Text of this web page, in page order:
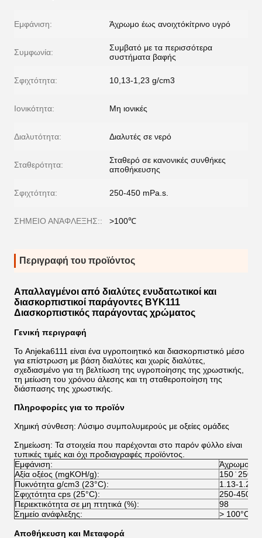
Εμφάνιση: Άχρωμο έως ανοιχτόκίτρινο υγρό
Συμφωνία:
Συμβατό με τα περισσότερα
συστήματα βαφής
Σφιχτότητα: 10,13-1,23 g/cm3
Ιονικότητα: Μη ιονικές
Διαλυτότητα: Διαλυτές σε νερό
Σταθερότητα:
Σταθερό σε κανονικές συνθήκες
αποθήκευσης
Σφιχτότητα: 250-450 mPa.s.
ΣΗΜΕΙΟ ΑΝΆΦΛΕΞΗΣ:: >100℃
Περιγραφή του προϊόντος
Απαλλαγμένοι από διαλύτες ενυδατωτικοί και
διασκορπιστικοί παράγοντες BYK111
Διασκορπιστικός παράγοντας χρώματος
Γενική περιγραφή
Το Anjeka6111 είναι ένα υγροποιητικό και διασκορπιστικό μέσο
για επίστρωση με βάση διαλύτες και χωρίς διαλύτες,
σχεδιασμένο για τη βελτίωση της υγροποίησης της χρωστικής,
τη μείωση του χρόνου άλεσης και τη σταθεροποίηση της
διάσπασης της χρωστικής.
Πληροφορίες για το προϊόν
Χημική σύνθεση: Λύσιμο συμπολυμερούς με οξείες ομάδες
Σημείωση: Τα στοιχεία που παρέχονται στο παρόν φύλλο είναι
τυπικές τιμές και όχι προδιαγραφές προϊόντος.
Εμφάνιση:
Άχρωμο έως
Αξία οξέος (mgKOH/g):
150 ̇ 250
Πυκνότητα g/cm3 (23°C):
1.13-1.23
Σφιχτότητα cps (25°C):
250-450
Περιεκτικότητα σε μη πτητικά (%):
98
Σημείο ανάφλεξης:
> 100°C
Αποθήκευση και Μεταφορά